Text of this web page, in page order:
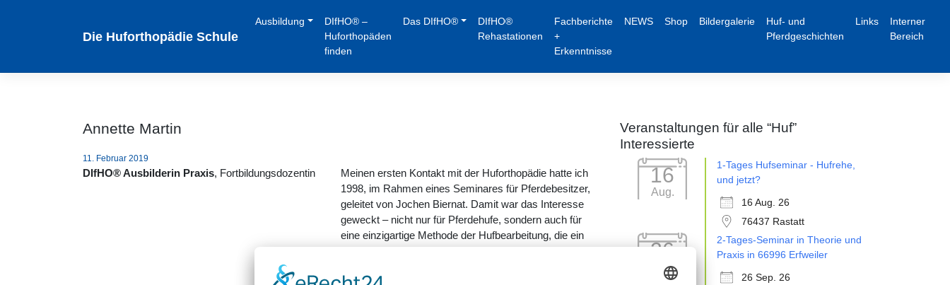
Die Huforthopädie Schule
Ausbildung
DIfHO® –
Huforthopäden
finden
Das DIfHO®
DIfHO®
Rehastationen
Fachberichte
+
Erkenntnisse
NEWS Shop Bildergalerie
Huf- und
Pferdgeschichten
Links
Interner
Bereich
Annette Martin
11. Februar 2019
DIfHO® Ausbilderin Praxis, Fortbildungsdozentin
Meinen ersten Kontakt mit der Huforthopädie hatte ich
1998, im Rahmen eines Seminares für Pferdebesitzer,
geleitet von Jochen Biernat. Damit war das Interesse
geweckt – nicht nur für Pferdehufe, sondern auch für
eine einzigartige Methode der Hufbearbeitung, die ein
Veranstaltungen für alle “Huf”
Interessierte
16
Aug.
1-Tages Hufseminar - Hufrehe,
und jetzt?
16 Aug. 26
76437 Rastatt
26
Sep.
2-Tages-Seminar in Theorie und
Praxis in 66996 Erfweiler
26 Sep. 26